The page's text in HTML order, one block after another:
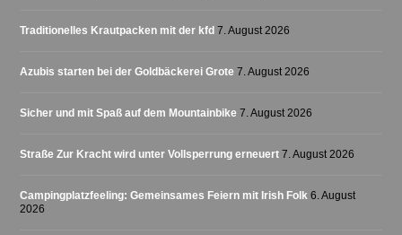
Traditionelles Krautpacken mit der kfd 7. August 2026
Azubis starten bei der Goldbäckerei Grote 7. August 2026
Sicher und mit Spaß auf dem Mountainbike 7. August 2026
Straße Zur Kracht wird unter Vollsperrung erneuert 7. August 2026
Campingplatzfeeling: Gemeinsames Feiern mit Irish Folk 6. August
2026